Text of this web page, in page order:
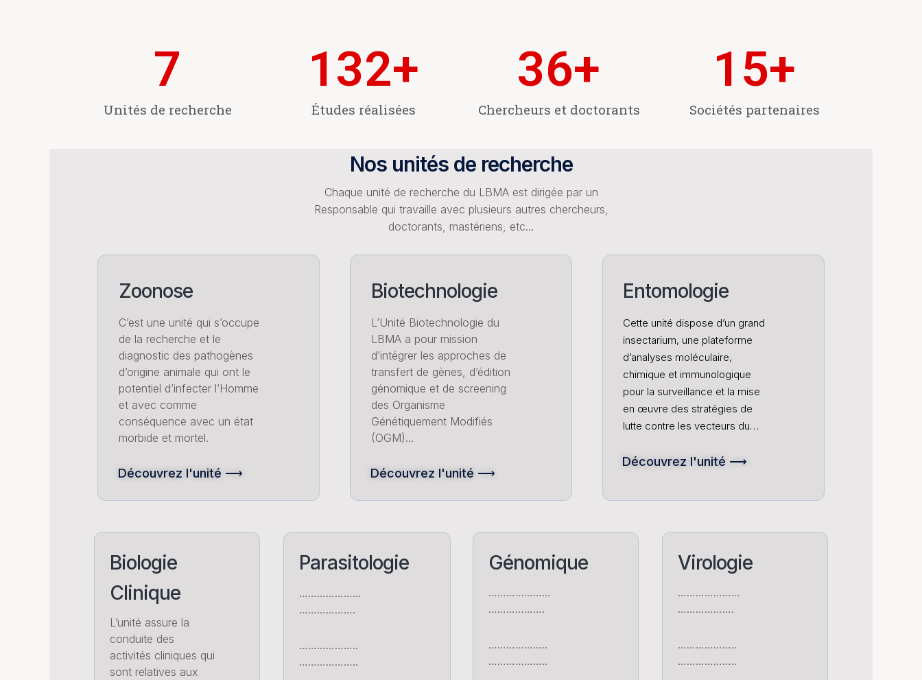
7
Unités de recherche
132+
Études réalisées
36+
Chercheurs et doctorants
15+
Sociétés partenaires
Nos unités de recherche
Chaque unité de recherche du LBMA est dirigée par un
Responsable qui travaille avec plusieurs autres chercheurs,
doctorants, mastériens, etc…
Zoonose
C’est une unité qui s’occupe
de la recherche et le
diagnostic des pathogènes
d’origine animale qui ont le
potentiel d’infecter l’Homme
et avec comme
conséquence avec un état
morbide et mortel.
Découvrez l'unité ⟶
Biotechnologie
L’Unité Biotechnologie du
LBMA a pour mission
d’intégrer les approches de
transfert de gènes, d’édition
génomique et de screening
des Organisme
Génétiquement Modifiés
(OGM)…
Découvrez l'unité ⟶
Entomologie
Cette unité dispose d’un grand
insectarium, une plateforme
d’analyses moléculaire,
chimique et immunologique
pour la surveillance et la mise
en œuvre des stratégies de
lutte contre les vecteurs du…
Découvrez l'unité ⟶
Biologie
Clinique
L’unité assure la
conduite des
activités cliniques qui
sont relatives aux
Parasitologie
…………………
……………….
………………..
………………..
Génomique
…………………
……………….
………………..
………………..
Virologie
…………………
……………….
………………..
………………..